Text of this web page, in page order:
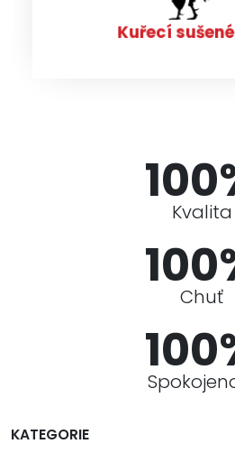
KATEGORIE
Kuřecí
PROHLÉDNOUT
Kvalita
Chuť